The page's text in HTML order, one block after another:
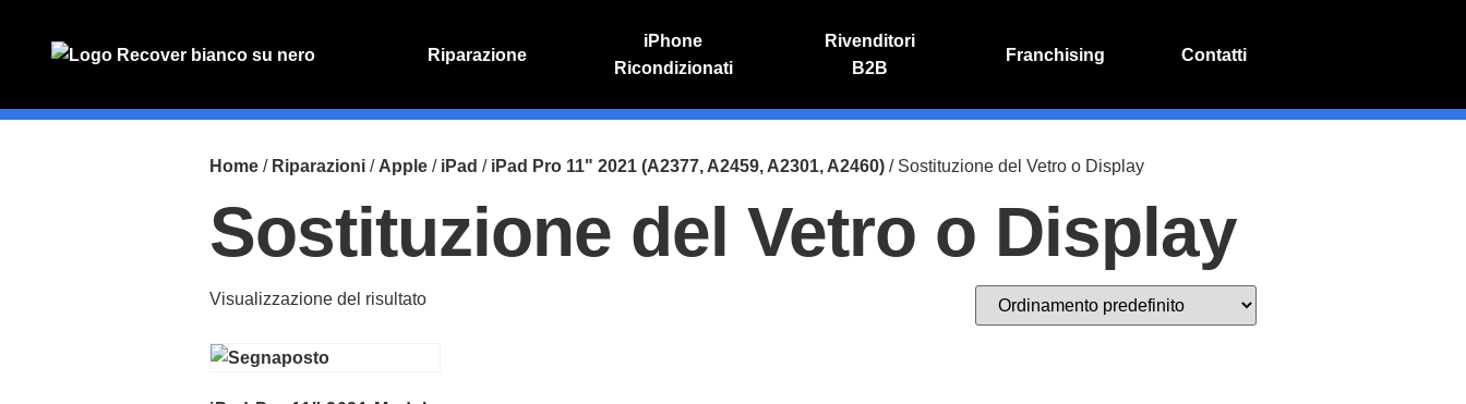
Riparazione
iPhone
Ricondizionati
Rivenditori
B2B
Franchising Contatti
PREVENTIVO
Preventivo online
RIPARAZIONE IPHONE
Riparazione schermo
Home / Riparazioni / Apple / iPad / iPad Pro 11" 2021 (A2377, A2459, A2301, A2460) / Sostituzione del Vetro o Display
Sostituzione del Vetro o Display
Visualizzazione del risultato